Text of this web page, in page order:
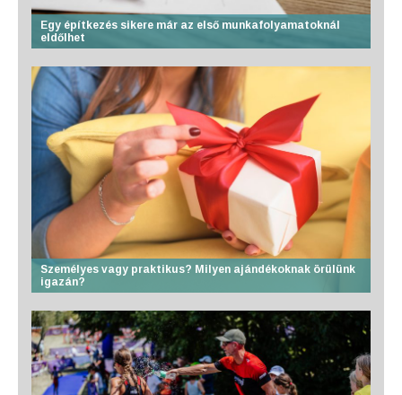
Egy építkezés sikere már az első munkafolyamatoknál
eldőlhet
Személyes vagy praktikus? Milyen ajándékoknak örülünk
igazán?